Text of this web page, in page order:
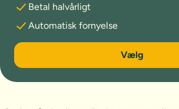
Betal halvårligt
Automatisk fornyelse
6 måneder
Vælg